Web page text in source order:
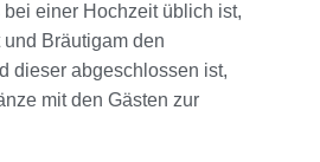
einer Hochzeit üblich ist,
Bräutigam den
dieser abgeschlossen ist,
mit den Gästen zur